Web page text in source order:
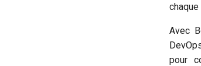
Avec
pour